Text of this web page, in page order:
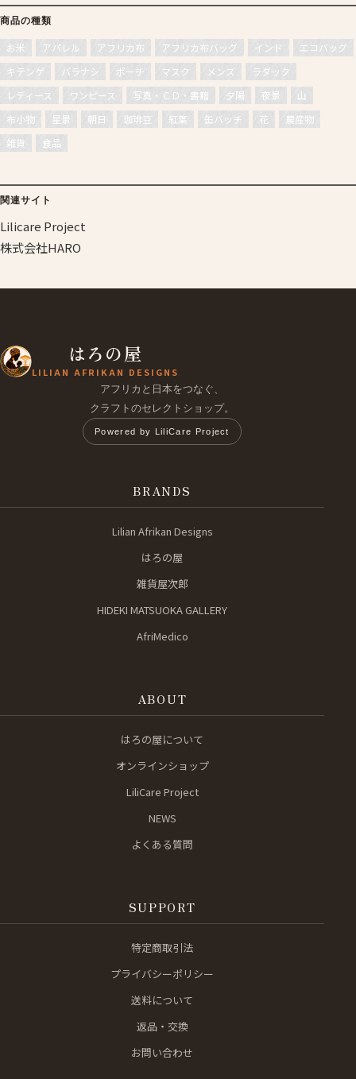
商品の種類
お米 アパレル アフリカ布 アフリカ布バッグ インド
エコバッグ
キテンゲ
バラナシ ポーチ マスク メンズ
ラダック
レディース
ワンピース 写真・ＣＤ・書籍 夕陽 夜景
山
布小物
星景 朝日 珈琲豆 紅葉 缶バッチ 花
農産物
雑貨
食品
関連サイト
Lilicare Project
株式会社HARO
はろの屋
LILIAN AFRIKAN DESIGNS
アフリカと日本をつなぐ、
クラフトのセレクトショップ。
Powered by LiliCare Project
BRANDS
Lilian Afrikan Designs
はろの屋
雑貨屋次郎
HIDEKI MATSUOKA GALLERY
AfriMedico
ABOUT
はろの屋について
オンラインショップ
LiliCare Project
NEWS
よくある質問
SUPPORT
特定商取引法
プライバシーポリシー
送料について
返品・交換
お問い合わせ